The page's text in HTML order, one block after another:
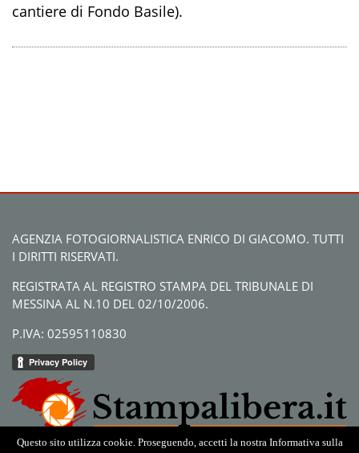
cantiere di Fondo Basile).
AGENZIA FOTOGIORNALISTICA ENRICO DI GIACOMO. TUTTI
I DIRITTI RISERVATI.
REGISTRATA AL REGISTRO STAMPA DEL TRIBUNALE DI
MESSINA AL N.10 DEL 02/10/2006.
P.IVA: 02595110830
Questo sito utilizza cookie. Proseguendo, accetti la nostra Informativa sulla